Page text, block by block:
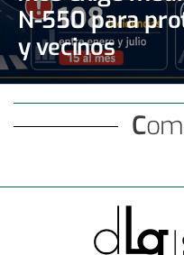
N-550 para
y vecinos